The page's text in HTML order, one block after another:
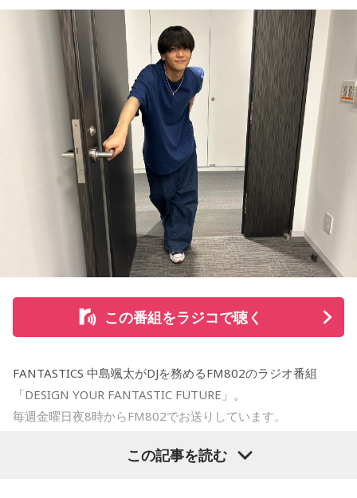
この番組をラジコで聴く
FANTASTICS 中島颯太がDJを務めるFM802のラジオ番組
「DESIGN YOUR FANTASTIC FUTURE」。
毎週金曜日夜8時からFM802でお送りしています。
今夜は録音そたでお届けしました！お付き合いいただきあり
この記事を読む